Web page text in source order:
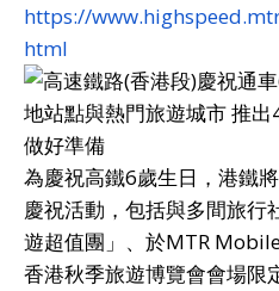
https://
html
為慶祝高鐵6歲生日，港鐵
慶祝活動，包括與多間旅行
遊超值團」、於MTR
香港秋季旅遊博覽會會場限